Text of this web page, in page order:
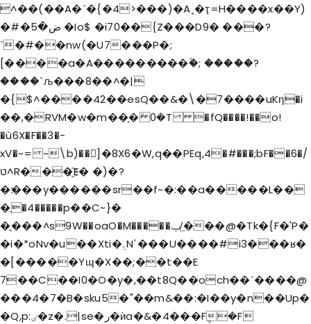
^��(��A�`�{�4>���)�A˳�ҭ=H����x��Y)
�#�ض�5 �Io$ �i70��{Z���D9� ���?
`�#��nw(�U7���P�;
[����a�A���������۫�; �����?
����`љ���8��^�|
�{$^����42��esQ��&�\�7����uKη�i
��,�RVM�w�m��̗�ܿ 0�T �fQ����!��o!
�ù6X�F��3�-
xV�~= ~\b)��]�8X6�W,q��ׅPEq,4�#���;bF��6�/
ט^R���҈E� �)�?
�׃���y������sr��f~�:��a�����L��
�ֲ�4�����p��C~}�
�֪���^s9W��oaO�M�����ݕ/͢���@�Tk�{F�'P�
�i�*oNv�u��Xti�܉Nߵ���U����#i3���ʁ�
�[�����Yɰ�X��;��t��E
7��C��I0�O�y�,��t8Q��och��`����@
���4�7�B�sku5�"��m&��:�I��y�n��Up�
�Q,p:ٸ�z�.|se�ر�ѝa�&�4���F݆�F